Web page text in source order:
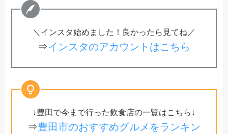
＼インスタ始めました！良かったら見てね／
⇒インスタのアカウントはこちら
↓豊田で今まで行った飲食店の一覧はこちら↓
⇒豊田市のおすすめグルメをランキン